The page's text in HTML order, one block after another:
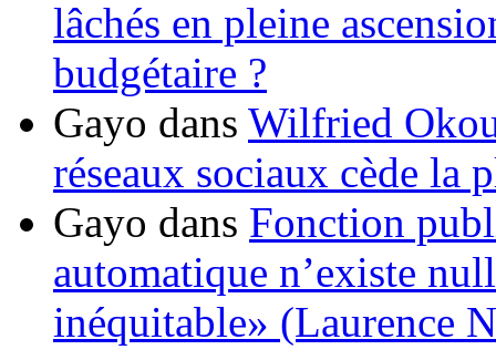
lâchés en pleine
budgétaire ?
Gayo dans Wilfried
réseaux sociaux cède la
Gayo dans Fonction
automatique n’existe
inéquitable» (Laurence